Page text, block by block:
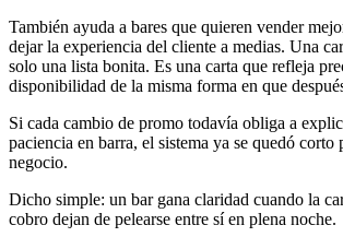
También ayuda a bares que quieren vender
dejar la experiencia del cliente a medias. Una
solo una lista bonita. Es una carta que refleja
disponibilidad de la misma forma en que
Si cada cambio de promo todavía obliga a
paciencia en barra, el sistema ya se quedó corto
negocio.
Dicho simple: un bar gana claridad cuando la
cobro dejan de pelearse entre sí en plena noche.